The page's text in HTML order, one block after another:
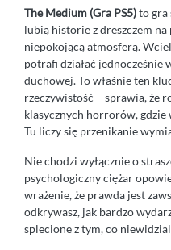
The Medium (Gra PS5)to gra
lubią historie z dreszczem
niepokojącą atmosferą.
potrafi działać jednocześnie
duchowej. To właśnie ten
rzeczywistość – sprawia, że
klasycznych horrorów, gdzie
Tu liczy się przenikanie
Nie chodzi wyłącznie o
psychologiczny ciężar
wrażenie, że prawda jest
odkrywasz, jak bardzo
splecione z tym, co